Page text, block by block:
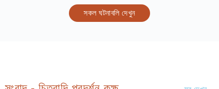
সকল ঘটনাবলি দেখুন